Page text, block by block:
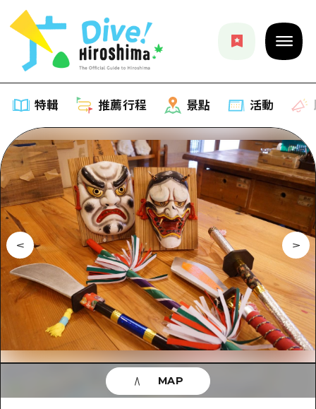
特輯 推薦行程 景點 活動
特輯
列表
推薦
藝術
活動·廟會
美食·酒水
騎自行車
購物
運動
推薦行程
列表
Dive! Hiroshima 官方向導
廣島隨意旅行
廣島市內
安芸
答對了
景點
列表
廣島市內
安芸
答對了
美北
活動
即時訊息
有用的信息
列表
MAP